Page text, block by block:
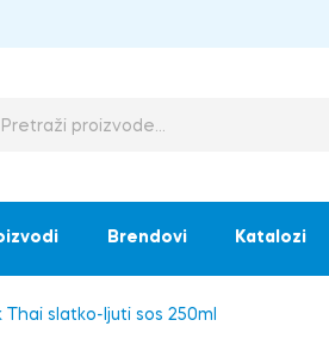
Brendovi Katalozi
Thai slatko-ljuti sos 250ml